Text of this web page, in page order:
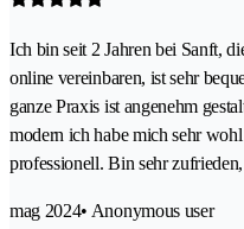
Ich bin seit 2 Jahren bei Sanft,
online vereinbaren, ist sehr
ganze Praxis ist angenehm
modern ich habe mich sehr
professionell. Bin sehr
mag 2024• Anonymous user